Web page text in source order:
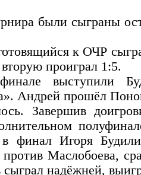
были сыграны
к ОЧР
проиграл 1:5.
выступили
Андрей прошёл
Завершив
в финал Игоря
Маслобоева,
надёжней,